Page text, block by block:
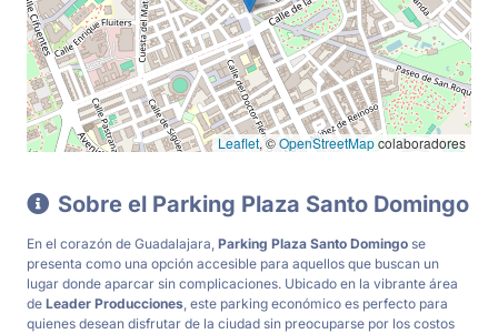
Leaflet, ©OpenStreetMapcolaboradores
Sobre el Parking Plaza Santo Domingo
En el corazón de Guadalajara, Parking Plaza Santo Domingo se
presenta como una opción accesible para aquellos que buscan un
lugar donde aparcar sin complicaciones. Ubicado en la vibrante área
de Leader Producciones, este parking económico es perfecto para
quienes desean disfrutar de la ciudad sin preocuparse por los costos